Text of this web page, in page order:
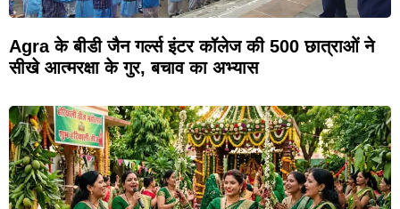
Agra के बीडी जैन गर्ल्स इंटर कॉलेज की 500 छात्राओं ने
सीखे आत्मरक्षा के गुर, बचाव का अभ्यास